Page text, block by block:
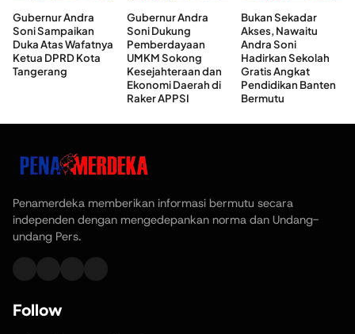
Gubernur Andra
Soni Sampaikan
Duka Atas Wafatnya
Ketua DPRD Kota
Tangerang
Gubernur Andra
Soni Dukung
Pemberdayaan
UMKM Sokong
Kesejahteraan dan
Ekonomi Daerah di
Raker APPSI
Bukan Sekadar
Akses, Nawaitu
Andra Soni
Hadirkan Sekolah
Gratis Angkat
Pendidikan Banten
Bermutu
Penamerdeka memberikan informasi bermutu secara
independen dengan mengedepankan norma dan Undang-
undang Pers.
Follow